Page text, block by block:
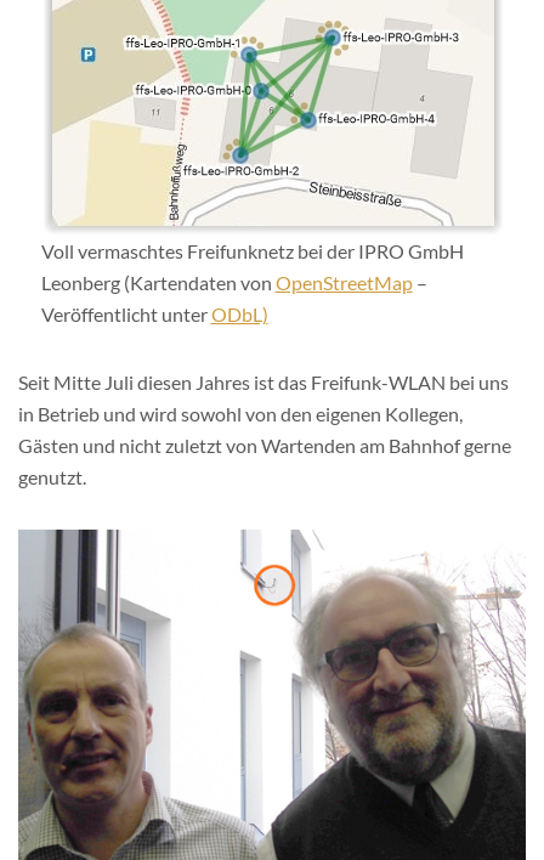
Voll vermaschtes Freifunknetz bei der IPRO GmbH
Leonberg (Kartendaten von OpenStreetMap–
Veröffentlicht unterODbL)
Seit Mitte Juli diesen Jahres ist das Freifunk-WLAN bei uns
in Betrieb und wird sowohl von den eigenen Kollegen,
Gästen und nicht zuletzt von Wartenden am Bahnhof gerne
genutzt.